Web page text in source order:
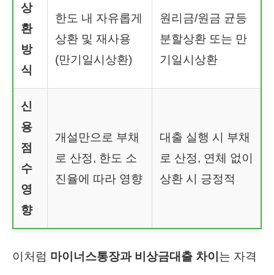
상
환
방
식
한도 내 자유롭게
상환 및 재사용
(만기일시상환)
원리금/원금 균등
분할상환 또는 만
기일시상환
신
용
점
수
영
향
개설만으로 부채
로 산정, 한도 소
진율에 따라 영향
대출 실행 시 부채
로 산정, 연체 없이
상환 시 긍정적
이처럼 마이너스통장과 비상금대출 차이 는 자격